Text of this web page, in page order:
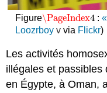
Figure\PageIndex4
\PageIndex4 :
Loozrboyvvia Flickr)
Les activités
illégales et passibles
en Égypte, à Oman,